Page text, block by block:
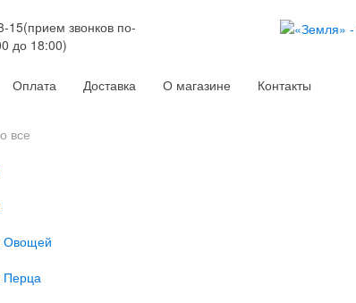
15(прием звонков по-
до 18:00)
Оплата Доставка О магазине Контакты
Овощей